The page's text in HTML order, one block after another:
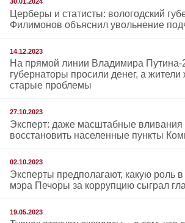
Церберы и статисты: вологодский
Филимонов объяснил увольнение
14.12.2023
На прямой линии Владимира Путина-
губернаторы просили денег, а
старые проблемы
27.10.2023
Эксперт: даже масштабные вливания
восстановить населенные пункты
02.10.2023
Эксперты предполагают, какую роль
мэра Печоры за коррупцию сыграл
19.05.2023